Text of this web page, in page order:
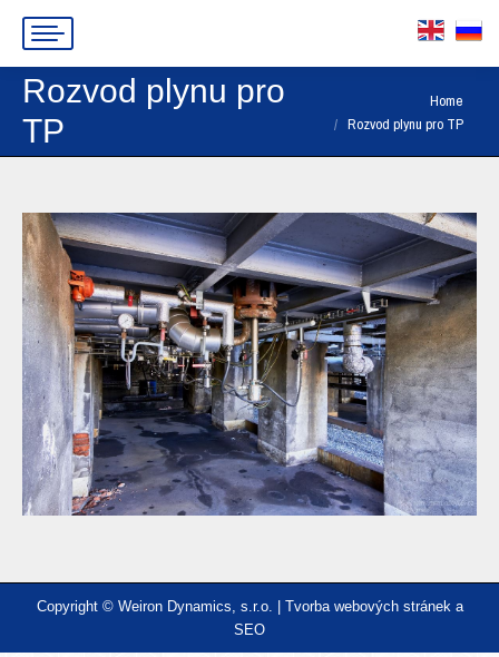
Rozvod plynu pro
TP
Home
Rozvod plynu pro TP
Copyright © Weiron Dynamics, s.r.o. | Tvorba webových stránek a
SEO